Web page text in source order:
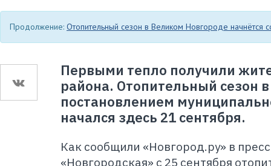
Продолжение: Отопительный сезон в Великом Новгороде начнётся
Первыми тепло получили
района. Отопительный сезон в
постановлением
начался здесь 21 сентября.
Как сообщили «Новгород.ру» в
«Новгородская» с 25 сентября